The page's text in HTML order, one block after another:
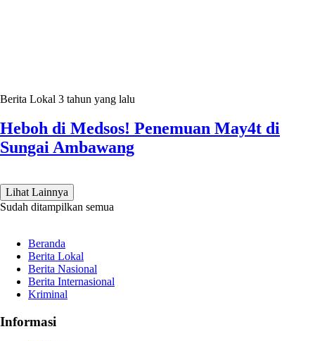
Berita Lokal 3 tahun yang lalu
Heboh di Medsos! Penemuan May4t di
Sungai Ambawang
Lihat Lainnya
Sudah ditampilkan semua
Beranda
Berita Lokal
Berita Nasional
Berita Internasional
Kriminal
Informasi